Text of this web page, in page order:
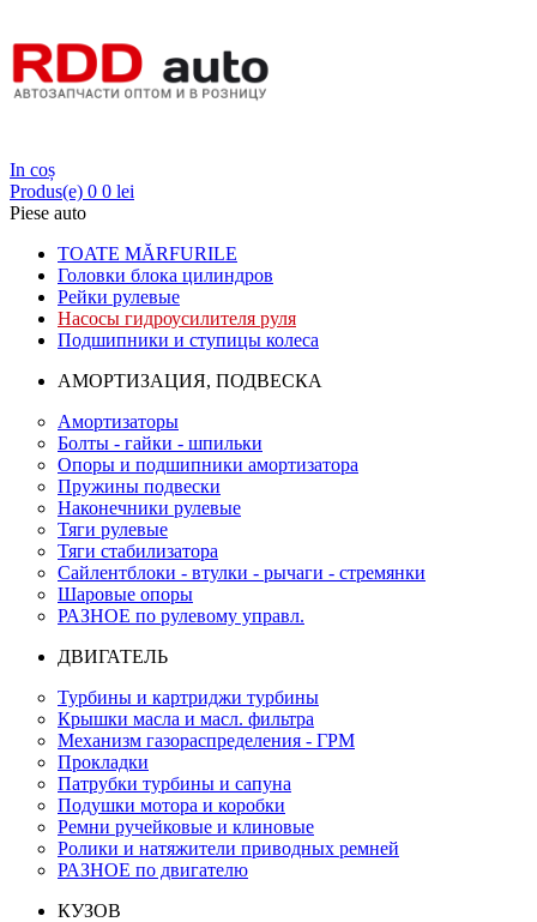
In coș
Produs(e) 0 0 lei
Piese auto
TOATE MĂRFURILE
Головки блока цилиндров
Рейки рулевые
Насосы гидроусилителя руля
Подшипники и ступицы колеса
АМОРТИЗАЦИЯ, ПОДВЕСКА
Амортизаторы
Болты - гайки - шпильки
Опоры и подшипники амортизатора
Пружины подвески
Наконечники рулевые
Тяги рулевые
Тяги стабилизатора
Сайлентблоки - втулки - рычаги - стремянки
Шаровые опоры
РАЗНОЕ по рулевому управл.
ДВИГАТЕЛЬ
Турбины и картриджи турбины
Крышки масла и масл. фильтра
Механизм газораспределения - ГРМ
Прокладки
Патрубки турбины и сапуна
Подушки мотора и коробки
Ремни ручейковые и клиновые
Ролики и натяжители приводных ремней
РАЗНОЕ по двигателю
КУЗОВ